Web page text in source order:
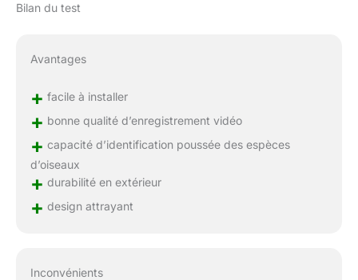
Bilan du test
Avantages
+ facile à installer
+ bonne qualité d’enregistrement vidéo
+ capacité d’identification poussée des espèces
d’oiseaux
+ durabilité en extérieur
+ design attrayant
Inconvénients